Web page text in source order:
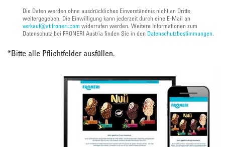
Die Daten werden ohne ausdrückliches Einverständnis nicht an Dritte
weitergegeben. Die Einwilligung kann jederzeit durch eine E-Mail an
verkauf@at.froneri.com widerrufen werden. Weitere Informationen zum
Datenschutz bei FRONERI Austria finden Sie in den Datenschutzbestimmungen.
*Bitte alle Pflichtfelder ausfüllen.